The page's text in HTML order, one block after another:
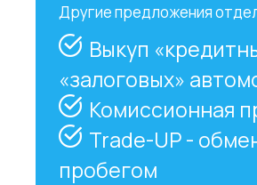
Другие предложения
Выкуп
«залоговых»
Комиссионная
Trade-UP -
пробегом